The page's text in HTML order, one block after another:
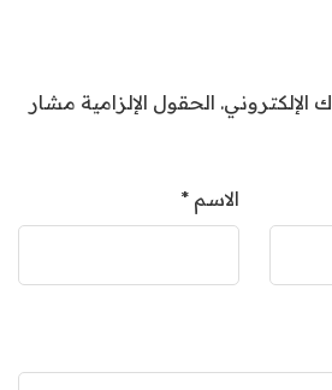
الإلكتروني. الحقول الإلزامية مشار
الاسم *